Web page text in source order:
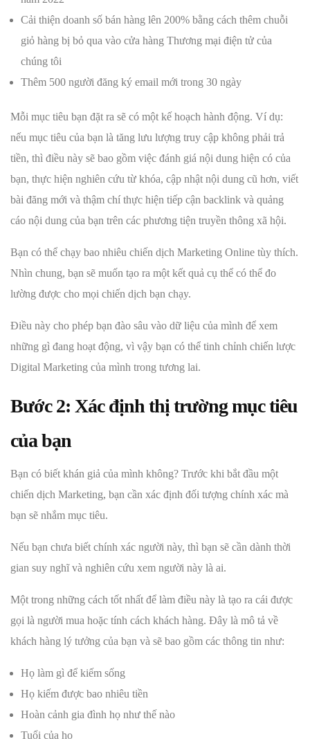
Cải thiện doanh số bán hàng lên 200% bằng cách thêm chuỗi
giỏ hàng bị bỏ qua vào cửa hàng Thương mại điện tử của
chúng tôi
Thêm 500 người đăng ký email mới trong 30 ngày
Mỗi mục tiêu bạn đặt ra sẽ có một kế hoạch hành động. Ví dụ:
nếu mục tiêu của bạn là tăng lưu lượng truy cập không phải trả
tiền, thì điều này sẽ bao gồm việc đánh giá nội dung hiện có của
bạn, thực hiện nghiên cứu từ khóa, cập nhật nội dung cũ hơn, viết
bài đăng mới và thậm chí thực hiện tiếp cận backlink và quảng
cáo nội dung của bạn trên các phương tiện truyền thông xã hội.
Bạn có thể chạy bao nhiêu chiến dịch Marketing Online tùy thích.
Nhìn chung, bạn sẽ muốn tạo ra một kết quả cụ thể có thể đo
lường được cho mọi chiến dịch bạn chạy.
Điều này cho phép bạn đào sâu vào dữ liệu của mình để xem
những gì đang hoạt động, vì vậy bạn có thể tinh chỉnh chiến lược
Digital Marketing của mình trong tương lai.
Bước 2: Xác định thị trường mục tiêu
của bạn
Bạn có biết khán giả của mình không? Trước khi bắt đầu một
chiến dịch Marketing, bạn cần xác định đối tượng chính xác mà
bạn sẽ nhắm mục tiêu.
Nếu bạn chưa biết chính xác người này, thì bạn sẽ cần dành thời
gian suy nghĩ và nghiên cứu xem người này là ai.
Một trong những cách tốt nhất để làm điều này là tạo ra cái được
gọi là người mua hoặc tính cách khách hàng. Đây là mô tả về
khách hàng lý tưởng của bạn và sẽ bao gồm các thông tin như:
Họ làm gì để kiếm sống
Họ kiếm được bao nhiêu tiền
Hoàn cảnh gia đình họ như thế nào
Tuổi của họ